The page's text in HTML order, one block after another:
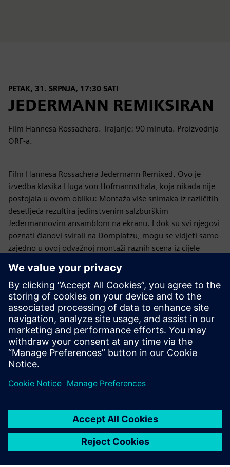
PETAK, 31. SRPNJA, 17:30 SATI
JEDERMANN REMIKSIRAN
Film Hannesa Rossachera. Trajanje: 90 minuta. Proizvodnja
ORF-a.
Film Hannesa Rossachera Jedermann Remixed. Ovo je
izvedba klasika Huga von Hofmannsthala, koja nikada nije
postojala u ovom obliku: Montaža više snimaka iz različitih
desetljeća rezultira jedinstvenim salzburškim
Jedermannovim ansamblom na ekranu. I dok su svi njegovi
poznati članovi svirali na Domplatzu, mogu se vidjeti samo
zajedno u ovoj odvažnoj montaži raznih scena iz cijele
kulturno-povijesna je zagonetka, u rasponu od Aleksandra
Moissija do Tobiasa Morettija. Posebno kreirani soundtrack
isporučuje međunarodno poznati glazbenik Blues and Roots
Hans Theessink.